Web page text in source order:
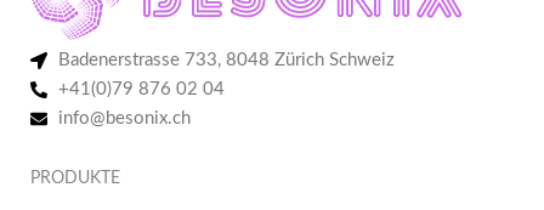
Badenerstrasse 733, 8048 Zürich Schweiz
+41(0)79 876 02 04
info@besonix.ch
PRODUKTE